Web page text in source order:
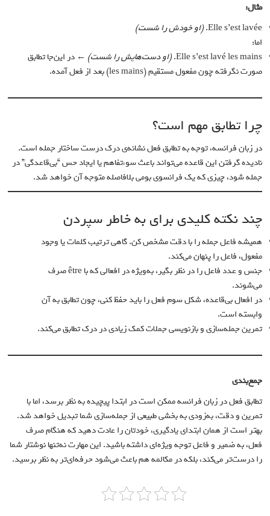
مثال:
Elle s’est lavée. (او خودش را شست)
اما:
Elle s’est lavé les mains. (او دست‌هایش را شست) ← در این‌جا تطابق
صورت نگرفته چون مفعول مستقیم (les mains) بعد از فعل آمده.
چرا تطابق مهم است؟
در زبان فرانسه، توجه به تطابق فعل نشانه‌ی درک درست ساختار جمله است.
نادیده گرفتن این قاعده می‌تواند باعث سوءتفاهم یا ایجاد حس “بی‌قاعدگی” در
جمله شود، چیزی که یک فرانسوی بومی بلافاصله متوجه آن خواهد شد.
چند نکته کلیدی برای به خاطر سپردن
همیشه فاعل جمله را با دقت مشخص کن. گاهی ترتیب کلمات یا وجود
مفعول، فاعل را پنهان می‌کند.
جنس و عدد فاعل را در نظر بگیر، به‌ویژه در افعالی که با être صرف
می‌شوند.
در افعال بی‌قاعده، شکل سوم فعل را باید حفظ کنی، چون تطابق به آن
وابسته است.
تمرین جمله‌سازی و بازنویسی جملات کمک زیادی در درک تطابق می‌کند.
جمع‌بندی
تطابق فعل در زبان فرانسه ممکن است در ابتدا پیچیده به نظر برسد، اما با
تمرین و دقت، به‌زودی به بخشی طبیعی از جمله‌سازی شما تبدیل خواهد شد.
بهتر است از همان ابتدای یادگیری، خودتان را عادت دهید که هنگام صرف
فعل، به ضمیر و فاعل توجه ویژه‌ای داشته باشید. این مهارت نه‌تنها نوشتار شما
را درست‌تر می‌کند، بلکه در مکالمه هم باعث می‌شود حرفه‌ای‌تر به نظر برسید.